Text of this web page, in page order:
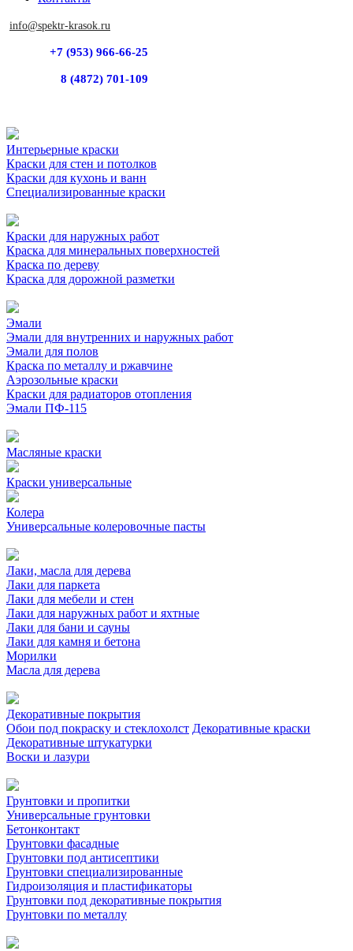
info@spektr-krasok.ru
+7 (953) 966-66-25
8 (4872) 701-109
Интерьерные краски
Краски для стен и потолков
Краски для кухонь и ванн
Специализированные краски
Краски для наружных работ
Краска для минеральных поверхностей
Краска по дереву
Краска для дорожной разметки
Эмали
Эмали для внутренних и наружных работ
Эмали для полов
Краска по металлу и ржавчине
Аэрозольные краски
Краски для радиаторов отопления
Эмали ПФ-115
Масляные краски
Краски универсальные
Колера
Универсальные колеровочные пасты
Лаки, масла для дерева
Лаки для паркета
Лаки для мебели и стен
Лаки для наружных работ и яхтные
Лаки для бани и сауны
Лаки для камня и бетона
Морилки
Масла для дерева
Декоративные покрытия
Обои под покраску и стеклохолст Декоративные краски
Декоративные штукатурки
Воски и лазури
Грунтовки и пропитки
Универсальные грунтовки
Бетонконтакт
Грунтовки фасадные
Грунтовки под антисептики
Грунтовки специализированные
Гидроизоляция и пластификаторы
Грунтовки под декоративные покрытия
Грунтовки по металлу